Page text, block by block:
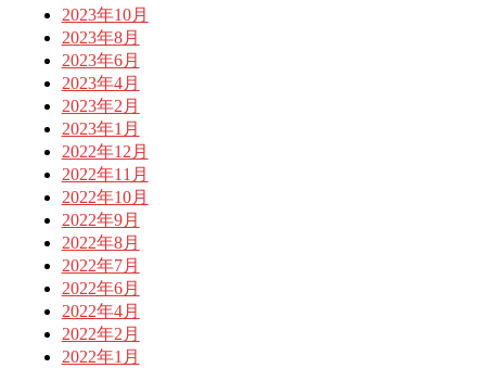
2023年10月
2023年8月
2023年6月
2023年4月
2023年2月
2023年1月
2022年12月
2022年11月
2022年10月
2022年9月
2022年8月
2022年7月
2022年6月
2022年4月
2022年2月
2022年1月